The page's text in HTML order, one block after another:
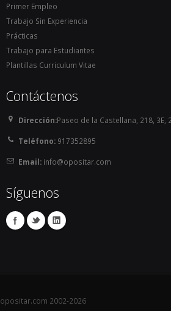
Primer Empleo
Trabajo Sin Experiencia
Prácticas
Trabajo para Estudiantes
Plantillas Curriculum Vitae
Contáctenos
Dirección:Paseo de la Castellana, 218, 3E,
Teléfono: 917352895
Email:info@opositar.com
Síguenos
opositar.com 2002-2026